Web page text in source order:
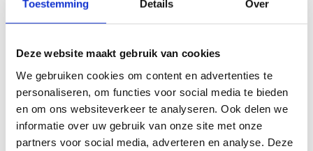
Toestemming Details Over
Deze website maakt gebruik van cookies
We gebruiken cookies om content en advertenties te
personaliseren, om functies voor social media te bieden
en om ons websiteverkeer te analyseren. Ook delen we
informatie over uw gebruik van onze site met onze
partners voor social media, adverteren en analyse. Deze